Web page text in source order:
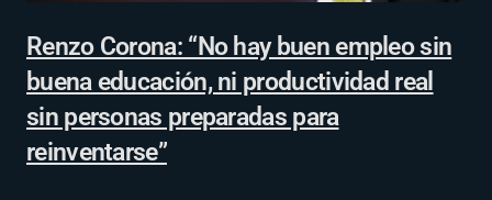
Renzo Corona: “No hay buen empleo sin
buena educación, ni productividad real
sin personas preparadas para
reinventarse”